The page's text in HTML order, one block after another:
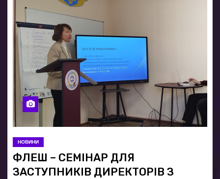
НОВИНИ
ФЛЕШ – СЕМІНАР ДЛЯ
ЗАСТУПНИКІВ ДИРЕКТОРІВ З